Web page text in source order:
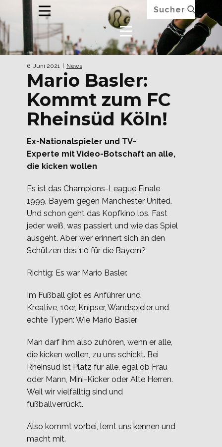
6. Juni 2021 News
Mario Basler:
Kommt zum FC
Rheinsüd Köln!
Ex-Nationalspieler und TV-
Experte mit Video-Botschaft an alle,
die kicken wollen
Es ist das Champions-League Finale
1999, Bayern gegen Manchester United.
Und schon geht das Kopfkino los. Fast
jeder weiß, was passiert und wie das Spiel
ausgeht. Aber wer erinnert sich an den
Schützen des 1:0 für die Bayern?
Richtig: Es war Mario Basler.
Im Fußball gibt es Anführer und
Kreative, 10er, Knipser, Wandspieler und
echte Typen: Wie Mario Basler.
Man darf ihm also zuhören, wenn er alle,
die kicken wollen, zu uns schickt. Bei
Rheinsüd ist Platz für alle, egal ob Frau
oder Mann, Mini-Kicker oder Alte Herren.
Weil wir vielfälltig sind und
fußballverrückt.
Also kommt vorbei, lernt uns kennen und
macht mit.